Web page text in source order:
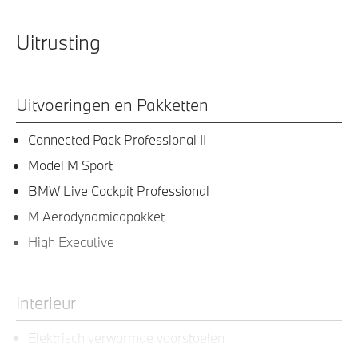
Uitrusting
Uitvoeringen en Pakketten
Connected Pack Professional II
Model M Sport
BMW Live Cockpit Professional
M Aerodynamicapakket
High Executive
Interieur
Elektrisch verwarmde voorstoelen